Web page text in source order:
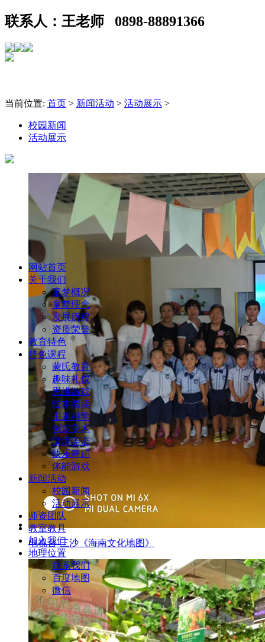
联系人：王老师 0898-88891366
网站首页
关于我们
童梦概况
童梦理念
发展历程
资质荣誉
教育特色
特色课程
蒙氏教育
趣味礼仪
思维游戏
绘本阅读
主题科学
创意美术
情境英语
快乐舞蹈
体能游戏
新闻活动
校园新闻
活动展示
师资团队
教室教具
加入我们
地理位置
联系我们
百度地图
微信
当前位置: 首页 > 新闻活动 > 活动展示 >
校园新闻
活动展示
电视台-三沙《海南文化地图》